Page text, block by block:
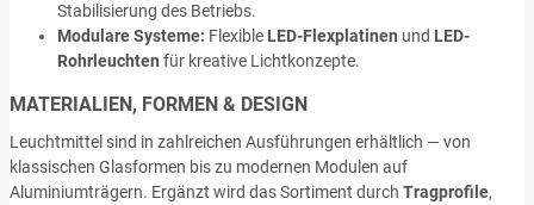
Stabilisierung des Betriebs.
Modulare Systeme: Flexible LED-Flexplatinen und LED-
Rohrleuchten für kreative Lichtkonzepte.
MATERIALIEN, FORMEN & DESIGN
Leuchtmittel sind in zahlreichen Ausführungen erhältlich — von
klassischen Glasformen bis zu modernen Modulen auf
Aluminiumträgern. Ergänzt wird das Sortiment durch Tragprofile,